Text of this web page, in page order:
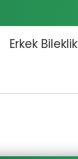
Erkek Bileklik